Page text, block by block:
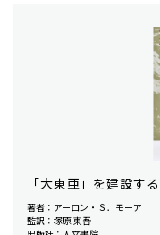
「大東亜」を建設す
著者：アーロン・Ｓ．モーア
監訳：塚原 東吾